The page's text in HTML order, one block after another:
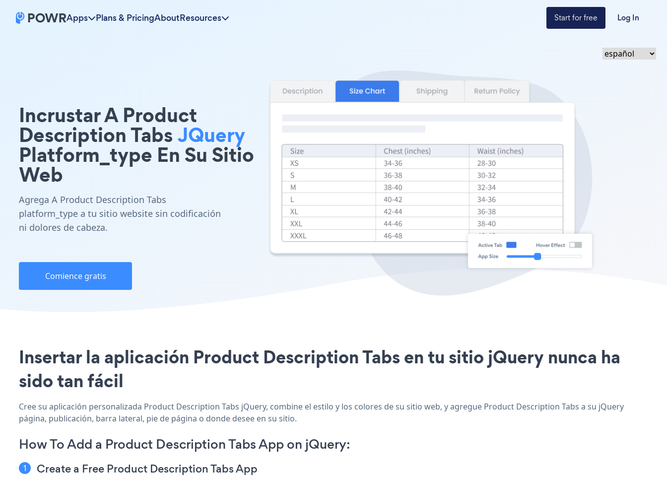
Apps Plans & PricingAboutResources Start for free Log In
Incrustar A Product
Description TabsJQuery
Platform_type En Su Sitio
Web
Agrega A Product Description Tabs
platform_type a tu sitio website sin codificación
ni dolores de cabeza.
Comience gratis
Insertar la aplicación Product Description Tabs en tu sitio jQuery nunca ha
sido tan fácil
Cree su aplicación personalizada Product Description Tabs jQuery, combine el estilo y los colores de su sitio web, y agregue Product Description Tabs a su jQuery
página, publicación, barra lateral, pie de página o donde desee en su sitio.
How To Add a Product Description Tabs App on jQuery:
Create a Free Product Description Tabs App